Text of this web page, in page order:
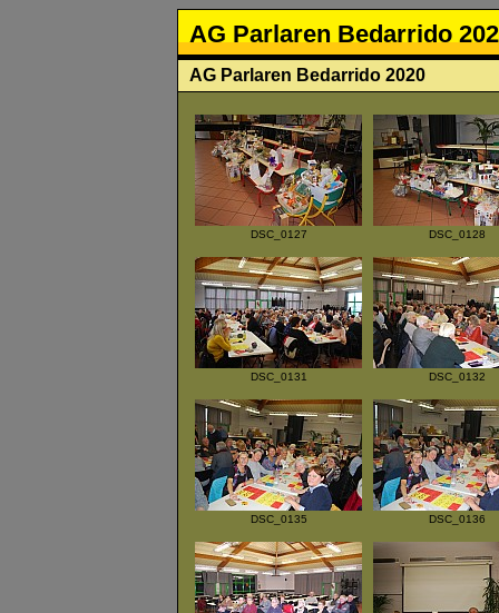
AG Parlaren Bedarrido
AG Parlaren Bedarrido 2020
DSC_0127 DSC_0128
DSC_0131 DSC_0132
DSC_0135 DSC_0136